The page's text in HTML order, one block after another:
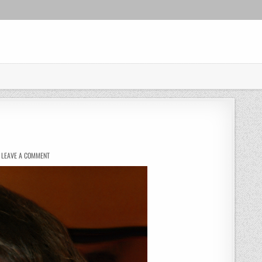
LEAVE A COMMENTON
HALLO